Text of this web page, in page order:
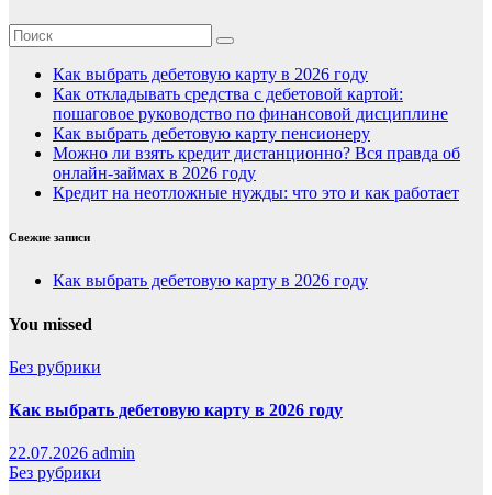
Как выбрать дебетовую карту в 2026 году
Как откладывать средства с дебетовой картой:
пошаговое руководство по финансовой дисциплине
Как выбрать дебетовую карту пенсионеру
Можно ли взять кредит дистанционно? Вся правда об
онлайн-займах в 2026 году
Кредит на неотложные нужды: что это и как работает
Свежие записи
Как выбрать дебетовую карту в 2026 году
You missed
Без рубрики
Как выбрать дебетовую карту в 2026 году
22.07.2026 admin
Без рубрики